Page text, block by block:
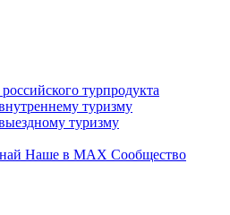
турпродукта
туризму
туризму
Наше в MAX Сообщество